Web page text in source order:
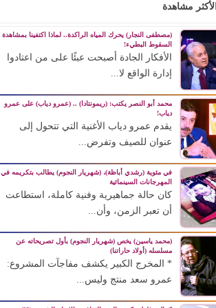
مشاهدة
(مصطفى النجار) يحرك المياه الراكدة.. لماذا اكتفينا بمشاهدة
السقوط البطيء!
الأفكار الجادة أصبحت عبئًا على من اعتادوا
إدارة الواقع لا...
محمد أبو النصر يكتب: (ريمونتادا) .. (عمرو دياب) على عمرو
دياب!
يقدم عمرو دياب الأغنية التي تتحول إلى
عنوان للصيف وتفرض...
في مئوية (رشدي أباظة)، (شهريار النجوم) يطالب بتكريمه في
المهرجانات السينمائية
كان حالة جماهيرية وفنية كاملة، استطاعت
أن تعبر الزمن، وأن...
(محمد ياسين) يخص (شهريار النجوم) بأول تصريحاته عن
مسلسله (أولاد حاراتنا)
* المخرج الكبير يكشف مفاجآت المشروع:
عمرو سعد منتج وليس...